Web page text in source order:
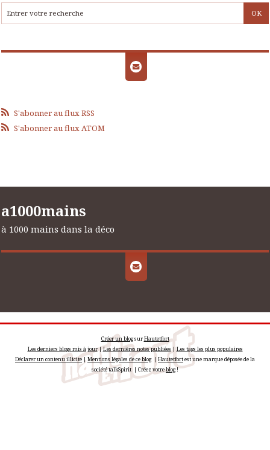
S'abonner au flux RSS
S'abonner au flux ATOM
a1000mains
à 1000 mains dans la déco
Créer un blogsurHautetfort
Les derniers blogs mis à jour|Les dernières notes publiées |Les tags les plus populaires
Déclarer un contenu illicite| Mentions légales de ce blog| Hautetfortest une marque déposée de la
société talkSpirit | Créez votreblog!